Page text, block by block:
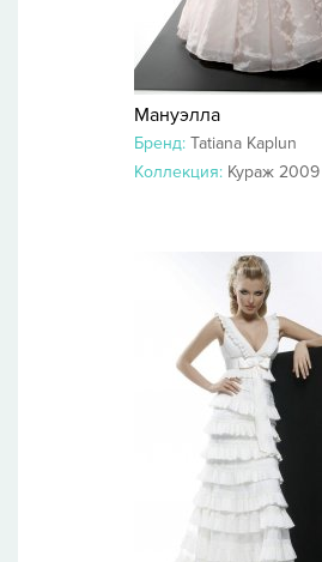
Мануэлла
Бренд: Tatiana Kaplun
Коллекция: Кураж 2009